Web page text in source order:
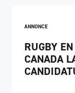
ANNONCE
RUGBY
CANADA